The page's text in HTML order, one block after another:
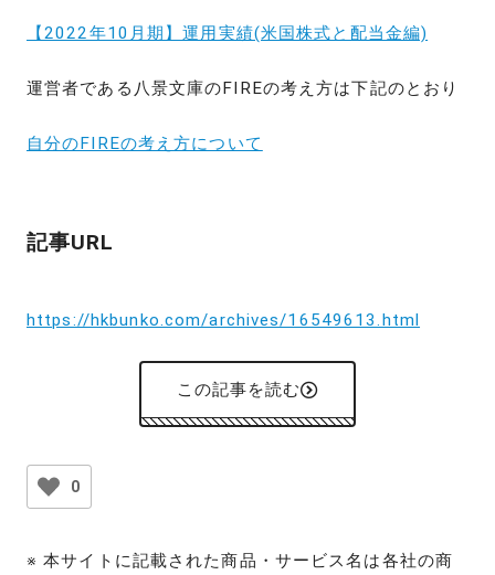
【2022年10月期】運用実績(米国株式と配当金編)
運営者である八景文庫のFIREの考え方は下記のとおり
自分のFIREの考え方について
記事URL
https://hkbunko.com/archives/16549613.html
この記事を読む
0
※ 本サイトに記載された商品・サービス名は各社の商